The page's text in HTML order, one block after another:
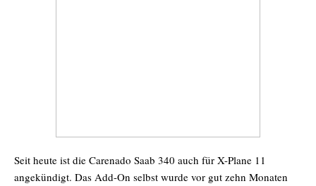
Seit heute ist die Carenado Saab 340 auch für X-Plane 11
angekündigt. Das Add-On selbst wurde vor gut zehn Monaten